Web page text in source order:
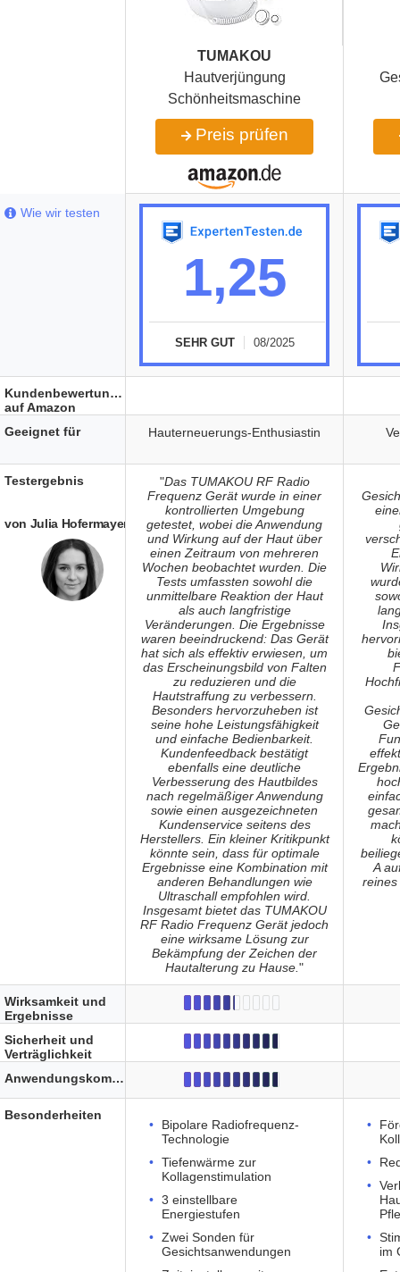
‎TUMAKOU
Hautverjüngung
Schönheitsmaschine
Preis prüfen
1,25
SEHR GUT 08/2025
Hauterneuerungs-Enthusiastin
"Das TUMAKOU RF Radio
Frequenz Gerät wurde in einer
kontrollierten Umgebung
getestet, wobei die Anwendung
und Wirkung auf der Haut über
einen Zeitraum von mehreren
Wochen beobachtet wurden. Die
Tests umfassten sowohl die
unmittelbare Reaktion der Haut
als auch langfristige
Veränderungen. Die Ergebnisse
waren beeindruckend: Das Gerät
hat sich als effektiv erwiesen, um
das Erscheinungsbild von Falten
zu reduzieren und die
Hautstraffung zu verbessern.
Besonders hervorzuheben ist
seine hohe Leistungsfähigkeit
und einfache Bedienbarkeit.
Kundenfeedback bestätigt
ebenfalls eine deutliche
Verbesserung des Hautbildes
nach regelmäßiger Anwendung
sowie einen ausgezeichneten
Kundenservice seitens des
Herstellers. Ein kleiner Kritikpunkt
könnte sein, dass für optimale
Ergebnisse eine Kombination mit
anderen Behandlungen wie
Ultraschall empfohlen wird.
Insgesamt bietet das TUMAKOU
RF Radio Frequenz Gerät jedoch
eine wirksame Lösung zur
Bekämpfung der Zeichen der
Hautalterung zu Hause."
A
Bipolare Radiofrequenz-
Technologie
Tiefenwärme zur
Kollagenstimulation
3 einstellbare
Energiestufen
Zwei Sonden für
Gesichtsanwendungen
im
Wie wir testen
Kundenbewertungen
auf Amazon
Geeignet für
Testergebnis
von Julia Hofermayer
Wirksamkeit und
Ergebnisse
Sicherheit und
Verträglichkeit
Anwendungskomfort
Besonderheiten